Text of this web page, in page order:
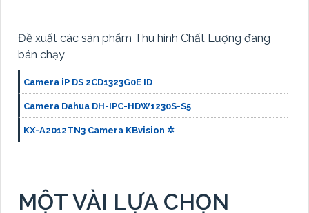
Đề xuất các sản phẩm Thu hình Chất Lượng đang
bán chạy
Camera iP DS 2CD1323G0E ID
Camera Dahua DH-IPC-HDW1230S-S5
KX-A2012TN3 Camera KBvision ✲
MỘT VÀI LỰA CHỌN